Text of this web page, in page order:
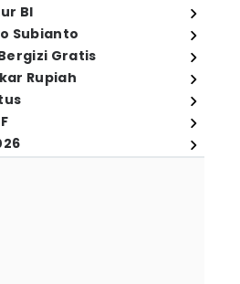
BI
Subianto
Gratis
Rupiah